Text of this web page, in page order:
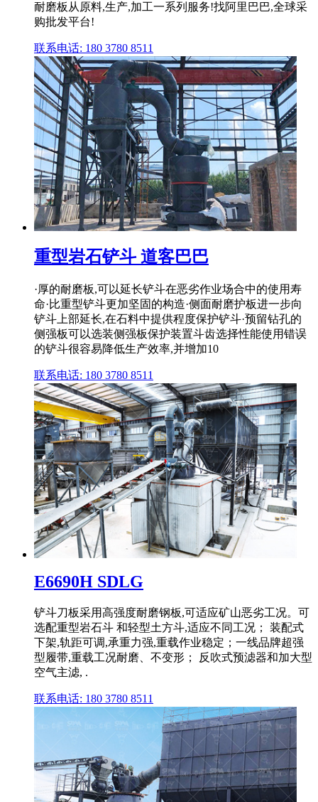
耐磨板从原料,生产,加工一系列服务!找阿里巴巴,全球采
购批发平台!
联系电话: 180 3780 8511
重型岩石铲斗 道客巴巴
·厚的耐磨板,可以延长铲斗在恶劣作业场合中的使用寿
命·比重型铲斗更加坚固的构造·侧面耐磨护板进一步向
铲斗上部延长,在石料中提供程度保护铲斗·预留钻孔的
侧强板可以选装侧强板保护装置斗齿选择性能使用错误
的铲斗很容易降低生产效率,并增加10
联系电话: 180 3780 8511
E6690H SDLG
铲斗刀板采用高强度耐磨钢板,可适应矿山恶劣工况。可
选配重型岩石斗 和轻型土方斗,适应不同工况； 装配式
下架,轨距可调,承重力强,重载作业稳定；一线品牌超强
型履带,重载工况耐磨、不变形； 反吹式预滤器和加大型
空气主滤, .
联系电话: 180 3780 8511